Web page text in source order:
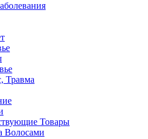
Травма
Товары
Волосами